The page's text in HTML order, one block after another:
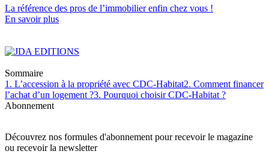
La référence des pros de l’immobilierenfin chez vous !
En savoir plus
Sommaire
1. L’accession à la propriété avec CDC-Habitat2. Comment financer
l’achat d’un logement ?3. Pourquoi choisir CDC-Habitat ?
Abonnement
Découvrez nos formules d'abonnement pour recevoir le magazine
ou recevoir la newsletter